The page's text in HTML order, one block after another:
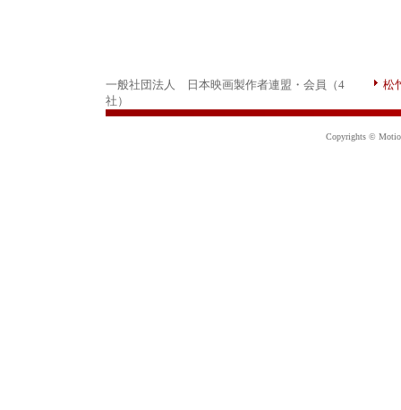
一般社団法人 日本映画製作者連盟・会員（4
社）
松
Copyrights ©